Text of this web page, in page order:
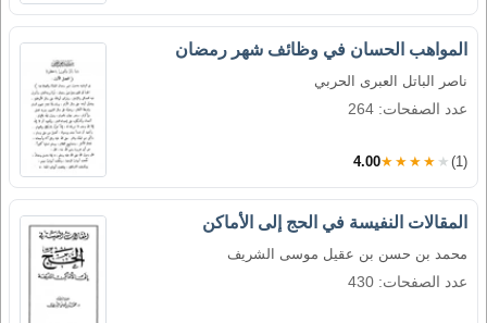
المواهب الحسان في وظائف شهر رمضان
ناصر الباتل العبرى الحربي
عدد الصفحات: 264
4.00★★★★★ (1)
المقالات النفيسة في الحج إلى الأماكن
محمد بن حسن بن عقيل موسى الشريف
عدد الصفحات: 430